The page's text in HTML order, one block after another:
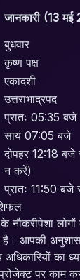
जानकारी (13 मई
बुधवार
कृष्ण पक्ष
एकादशी
उत्तराभाद्रपद
प्रातः 05:35 बजे
सायं 07:05 बजे
दोपहर 12:18
न करें)
प्रातः 11:50
नौकरीपेशा
है। आपकी
का
पर काम